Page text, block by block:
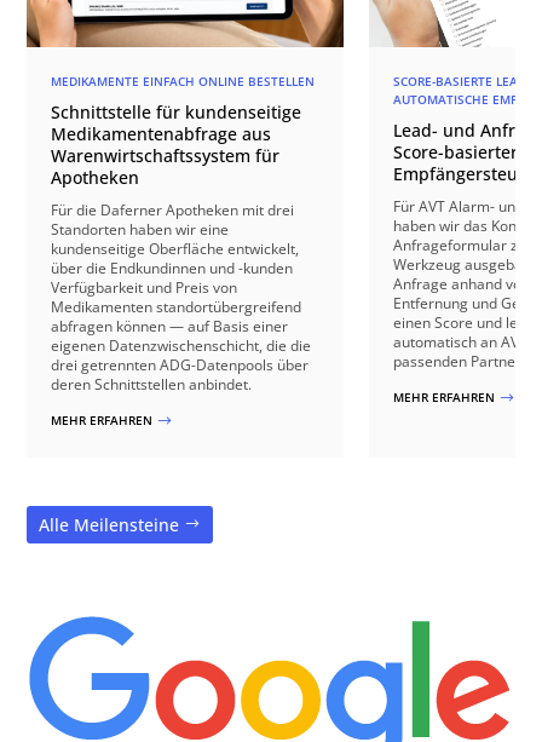
MEDIKAMENTE EINFACH ONLINE BESTELLEN
Schnittstelle für kundenseitige
Medikamentenabfrage aus
Warenwirtschaftssystem für
Apotheken
Für die Daferner Apotheken mit drei
Standorten haben wir eine
kundenseitige Oberfläche entwickelt,
über die Endkundinnen und -kunden
Verfügbarkeit und Preis von
Medikamenten standortübergreifend
abfragen können — auf Basis einer
eigenen Datenzwischenschicht, die die
drei getrennten ADG-Datenpools über
deren Schnittstellen anbindet.
MEHR ERFAHREN $
SCORE-BASIERTE LEAD-
AUTOMATISCHE
Lead- und
Score-basierter
Für AVT Alarm- und
haben wir das
Anfrageformular zu
Werkzeug
Anfrage anhand von
Entfernung und
einen Score und
automatisch an AVT
passenden
MEHR ERFAHREN $
Alle Meilensteine